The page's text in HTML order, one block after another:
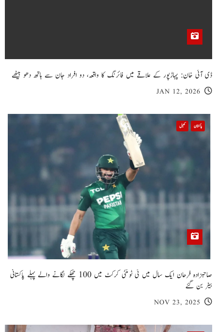
ڈی آئی خان: پہاڑپور کے علاقے میں فائرنگ کا واقعہ، دو افراد جان سے ہاتھ دھو بیٹھے
JAN 12, 2026
پاکستان کھیل
صاحبزادہ فرحان ایک سال میں ٹی ٹوئنٹی کرکٹ میں 100 چھکے لگانے والے پہلے پاکستانی
بیٹر بن گئے
NOV 23, 2025